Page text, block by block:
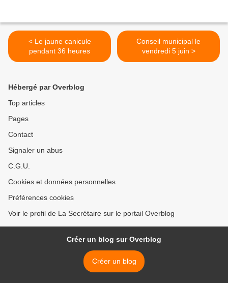
< Le jaune canicule
pendant 36 heures
Conseil municipal le
vendredi 5 juin >
Hébergé par Overblog
Top articles
Pages
Contact
Signaler un abus
C.G.U.
Cookies et données personnelles
Préférences cookies
Voir le profil de La Secrétaire sur le portail Overblog
Créer un blog sur Overblog
Créer un blog